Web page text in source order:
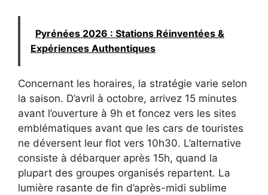
Pyrénées 2026 : Stations Réinventées &
Expériences Authentiques
Concernant les horaires, la stratégie varie selon
la saison. D’avril à octobre, arrivez 15 minutes
avant l’ouverture à 9h et foncez vers les sites
emblématiques avant que les cars de touristes
ne déversent leur flot vers 10h30. L’alternative
consiste à débarquer après 15h, quand la
plupart des groupes organisés repartent. La
lumière rasante de fin d’après-midi sublime